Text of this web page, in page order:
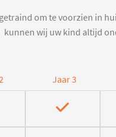
om te voorzien in
kunnen wij uw kind altijd
Jaar 3